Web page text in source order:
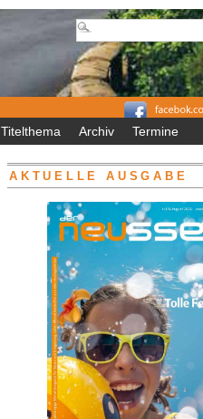
Titelthema Archiv Termine
AKTUELLE AUSGABE